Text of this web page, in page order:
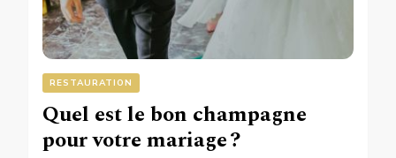
RESTAURATION
Quel est le bon champagne
pour votre mariage ?